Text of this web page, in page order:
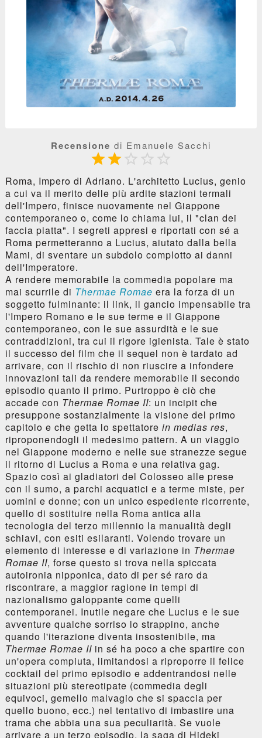
Recensione di Emanuele Sacchi
   
Roma, Impero di Adriano. L'architetto Lucius, genio
a cui va il merito delle più ardite stazioni termali
dell'Impero, finisce nuovamente nel Giappone
contemporaneo o, come lo chiama lui, il "clan dei
faccia piatta". I segreti appresi e riportati con sé a
Roma permetteranno a Lucius, aiutato dalla bella
Mami, di sventare un subdolo complotto ai danni
dell'Imperatore.
A rendere memorabile la commedia popolare ma
mai scurrile di Thermae Romae era la forza di un
soggetto fulminante: il link, il gancio impensabile tra
l'Impero Romano e le sue terme e il Giappone
contemporaneo, con le sue assurdità e le sue
contraddizioni, tra cui il rigore igienista. Tale è stato
il successo del film che il sequel non è tardato ad
arrivare, con il rischio di non riuscire a infondere
innovazioni tali da rendere memorabile il secondo
episodio quanto il primo. Purtroppo è ciò che
accade con Thermae Romae II: un incipit che
presuppone sostanzialmente la visione del primo
capitolo e che getta lo spettatore in medias res,
riproponendogli il medesimo pattern. A un viaggio
nel Giappone moderno e nelle sue stranezze segue
il ritorno di Lucius a Roma e una relativa gag.
Spazio così ai gladiatori del Colosseo alle prese
con il sumo, a parchi acquatici e a terme miste, per
uomini e donne; con un unico espediente ricorrente,
quello di sostituire nella Roma antica alla
tecnologia del terzo millennio la manualità degli
schiavi, con esiti esilaranti. Volendo trovare un
elemento di interesse e di variazione in Thermae
Romae II, forse questo si trova nella spiccata
autoironia nipponica, dato di per sé raro da
riscontrare, a maggior ragione in tempi di
nazionalismo galoppante come quelli
contemporanei. Inutile negare che Lucius e le sue
avventure qualche sorriso lo strappino, anche
quando l'iterazione diventa insostenibile, ma
Thermae Romae II in sé ha poco a che spartire con
un'opera compiuta, limitandosi a riproporre il felice
cocktail del primo episodio e addentrandosi nelle
situazioni più stereotipate (commedia degli
equivoci, gemello malvagio che si spaccia per
quello buono, ecc.) nel tentativo di imbastire una
trama che abbia una sua peculiarità. Se vuole
arrivare a un terzo episodio, la saga di Hideki